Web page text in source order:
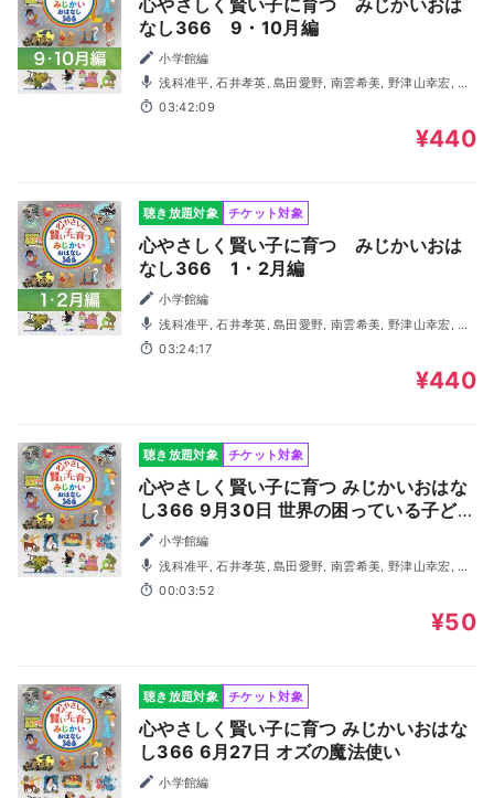
なし366 9・10月編
小学館編
浅科准平, 石井孝英, 島田愛野, 南雲希美, 野津山幸宏, 八
木田幸恵, 山谷祥生, 神森徹也（歌・演奏）
03:42:09
¥440
聴き放題対象 チケット対象
心やさしく賢い子に育つ みじかいおは
なし366 1・2月編
小学館編
浅科准平, 石井孝英, 島田愛野, 南雲希美, 野津山幸宏, 八
木田幸恵, 山谷祥生, 神森徹也（歌・演奏）
03:24:17
¥440
聴き放題対象 チケット対象
心やさしく賢い子に育つ みじかいおはな
し366 9月30日 世界の困っている子ども
たち小学館編
浅科准平, 石井孝英, 島田愛野, 南雲希美, 野津山幸宏, 八
木田幸恵, 山谷祥生, 神森徹也（歌・演奏）
00:03:52
¥50
聴き放題対象 チケット対象
心やさしく賢い子に育つ みじかいおはな
し366 6月27日 オズの魔法使い
小学館編